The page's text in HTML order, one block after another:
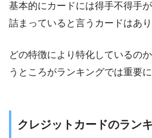
基本的にカードには得手不得手
詰まっていると言うカードはあり
どの特徴により特化しているの
うところがランキングでは重要
クレジットカードのラン